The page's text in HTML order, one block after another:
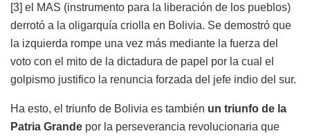
[3] el MAS (instrumento para la liberación de los pueblos)
derrotó a la oligarquía criolla en Bolivia. Se demostró que
la izquierda rompe una vez más mediante la fuerza del
voto con el mito de la dictadura de papel por la cual el
golpismo justifico la renuncia forzada del jefe indio del sur.
Ha esto, el triunfo de Bolivia es también un triunfo de la
Patria Grande por la perseverancia revolucionaria que